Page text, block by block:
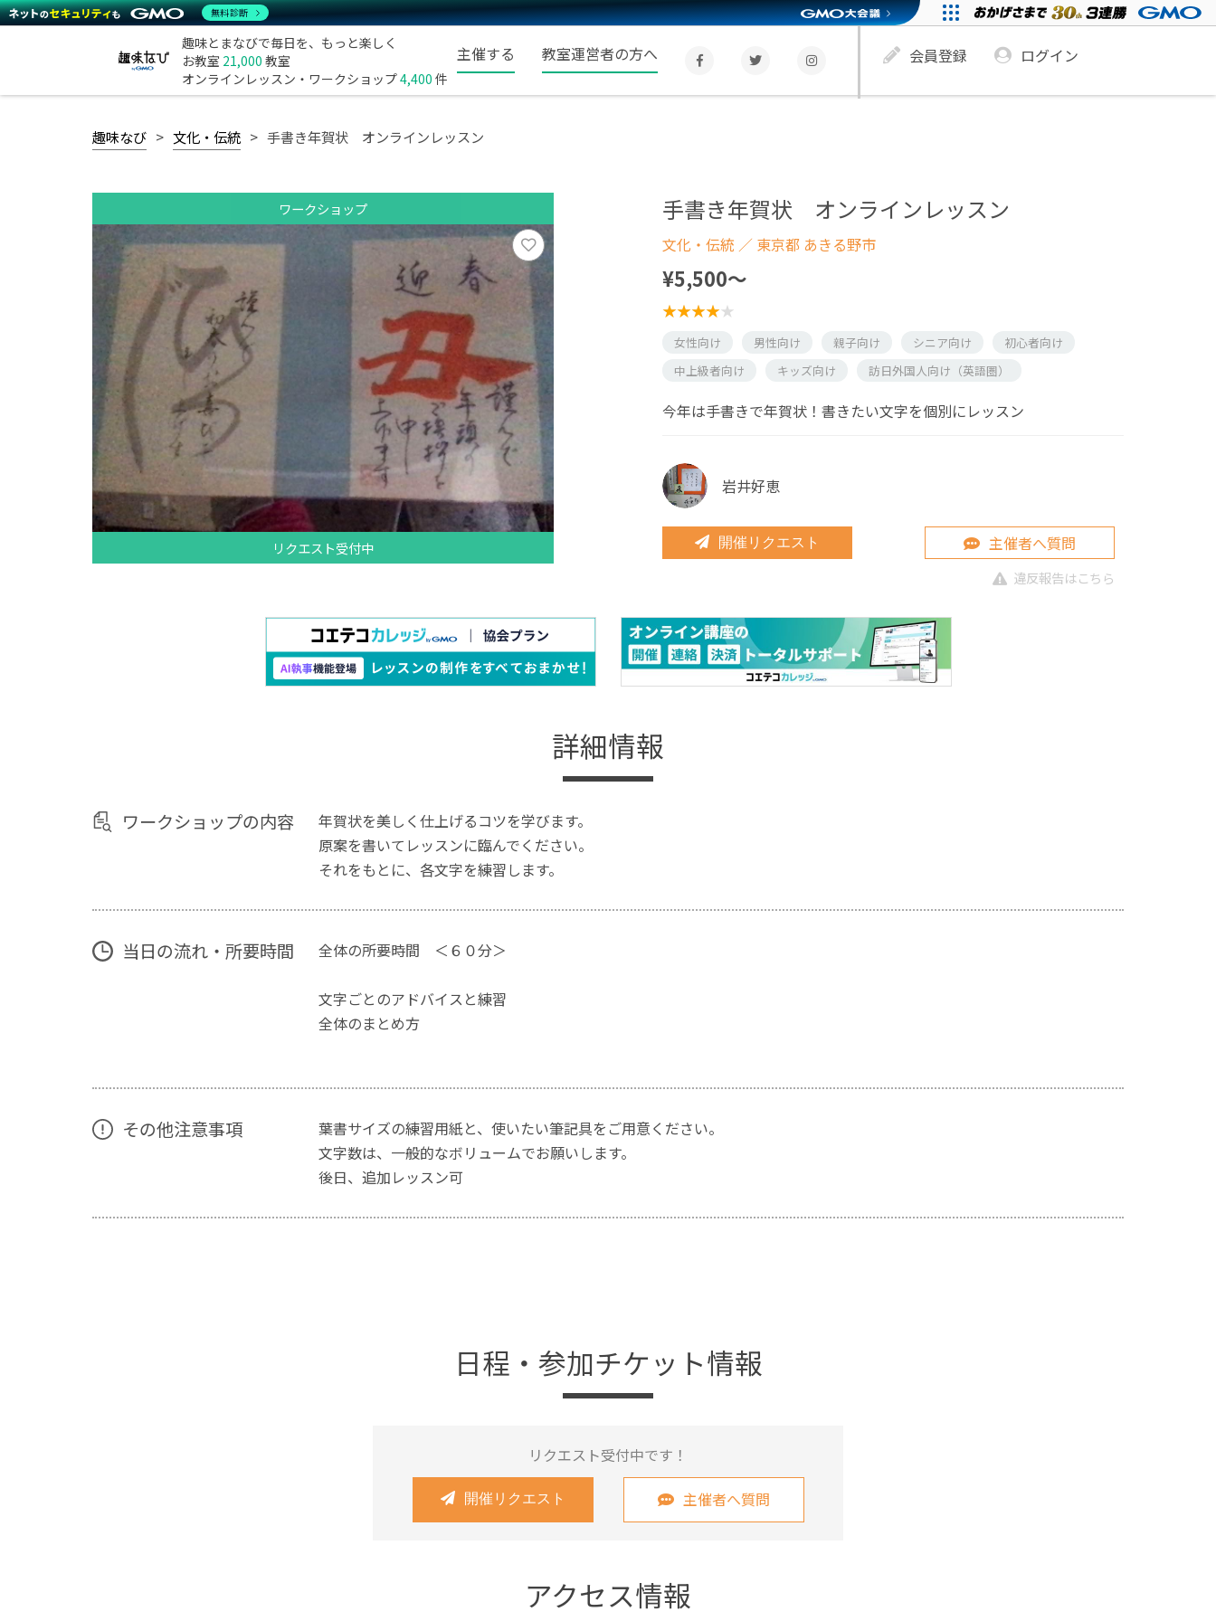
趣味とまなびで毎日を、もっと楽しく
お教室 21,000 教室
オンラインレッスン・ワークショップ4,400 件
主催する 教室運営者の方へ 会員登録 ログイン
趣味なび 文化・伝統 手書き年賀状 オンラインレッスン
ワークショップ
リクエスト受付中
手書き年賀状 オンラインレッスン
文化・伝統 ／ 東京都 あきる野市
¥5,500〜
女性向け 男性向け 親子向け シニア向け
初心者向け
中上級者向け
キッズ向け 訪日外国人向け（英語圏）
今年は手書きで年賀状！書きたい文字を個別にレッスン
岩井好恵
開催リクエスト 主催者へ質問
違反報告はこちら
詳細情報
ワークショップの内容
年賀状を美しく仕上げるコツを学びます。
原案を書いてレッスンに臨んでください。
それをもとに、各文字を練習します。
当日の流れ・所要時間 全体の所要時間 ＜６０分＞
文字ごとのアドバイスと練習
全体のまとめ方
その他注意事項
葉書サイズの練習用紙と、使いたい筆記具をご用意ください。
文字数は、一般的なボリュームでお願いします。
後日、追加レッスン可
日程・参加チケット情報
リクエスト受付中です！
開催リクエスト 主催者へ質問
アクセス情報
無料診断